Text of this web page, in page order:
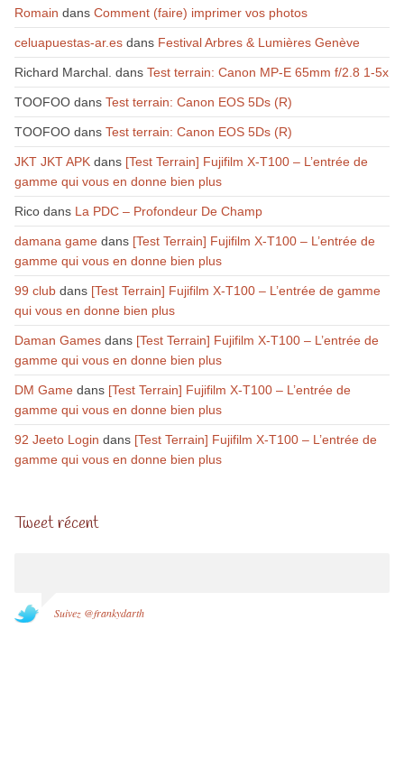
Romain dans Comment (faire) imprimer vos photos
celuapuestas-ar.esdans Festival Arbres & Lumières Genève
Richard Marchal. dans Test terrain: Canon MP-E 65mm f/2.8 1-5x
TOOFOOdans Test terrain: Canon EOS 5Ds (R)
TOOFOOdans Test terrain: Canon EOS 5Ds (R)
JKT JKT APKdans [Test Terrain] Fujifilm X-T100 – L’entrée de
gamme qui vous en donne bien plus
Ricodans La PDC – Profondeur De Champ
damana gamedans [Test Terrain] Fujifilm X-T100 – L’entrée de
gamme qui vous en donne bien plus
99 clubdans [Test Terrain] Fujifilm X-T100 – L’entrée de gamme
qui vous en donne bien plus
Daman Gamesdans [Test Terrain] Fujifilm X-T100 – L’entrée de
gamme qui vous en donne bien plus
DM Gamedans [Test Terrain] Fujifilm X-T100 – L’entrée de
gamme qui vous en donne bien plus
92 Jeeto Login dans [Test Terrain] Fujifilm X-T100 – L’entrée de
gamme qui vous en donne bien plus
Tweet récent
Suivez @frankydarth